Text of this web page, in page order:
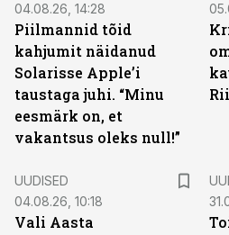
04.08.26, 14:28
Piilmannid tõid
kahjumit näidanud
Solarisse Apple’i
taustaga juhi. “Minu
eesmärk on, et
vakantsus oleks null!”
UUDISED
04.08.26, 10:18
Vali Aasta